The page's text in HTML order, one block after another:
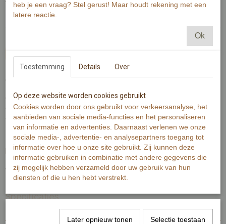
Wenskaart is gedrukt op 300 grams warmwit papier.
Wenskaart bevat rechte hoeken. Op de achterzijde staat de tekst
'geniet van je verlof!' en is minimale informatie van de kaart
zichtbaar.
De Illustratie is gemaakt met aquarelverf en zwarte inkt.
Wenskaart bevat aan de voorzijde de tekst 'geniet van je verlof'.
Specificaties
heb je een vraag? Stel gerust! Maar houdt rekening met een
latere reactie.
Ok
Toestemming Details Over
Op deze website worden cookies gebruikt
Cookies worden door ons gebruikt voor verkeersanalyse, het
aanbieden van sociale media-functies en het personaliseren
van informatie en advertenties. Daarnaast verlenen we onze
sociale media-, advertentie- en analysepartners toegang tot
informatie over hoe u onze site gebruikt. Zij kunnen deze
informatie gebruiken in combinatie met andere gegevens die
zij mogelijk hebben verzameld door uw gebruik van hun
diensten of die u hen hebt verstrekt.
Later opnieuw tonen Selectie toestaan